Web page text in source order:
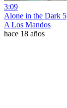
3:09
Alone in the Dark 5
A Los Mandos
hace 18 años